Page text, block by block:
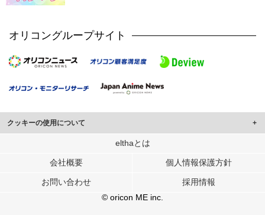
オリコングループサイト
クッキーの使用について
このサイトでは Cookie を使用して、ユーザーに合わせたコンテンツや広告の
行っています。
メディアや広告配信、データ解析の各パートナーに提供しています。
各パートナーは、この情報とユーザーが各パートナーに提供した他の情報や、
ユーザーが各パートナーのサービスを使用したときに収集した他の情報を組み
elthaとは
会社概要 個人情報保護方針
お問い合わせ
採用情報
© oricon ME inc.